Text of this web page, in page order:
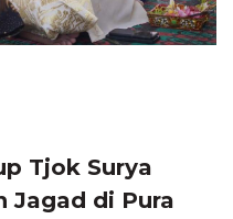
Tjok Surya
Jagad di Pura